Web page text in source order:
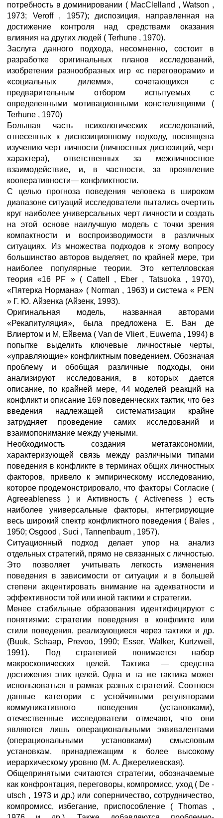
потребность в доминировании ( MacClelland , Watson ,
1973; Veroff , 1957); диспозиция, направленная на
достижение контроля над средствами оказания
влияния на других людей ( Terhune , 1970).
Заслуга данного подхода, несомненно, состоит в
разработке оригинальных планов исследований,
изобретении разнообразных игр «с переговорами» и
«социальных дилемм», сочетающихся с
предварительным отбором испытуемых с
определенными мотивационными констелляциями (
Terhune , 1970)
Большая часть психологических исследований,
отнесенных к диспозиционному подходу, посвящена
изучению черт личности (личностных диспозиций, черт
характера), ответственных за межличностное
взаимодействие, и, в частности, за проявление
кооперативности— конфликтности.
С целью прогноза поведения человека в широком
диапазоне ситуаций исследователи пытались очертить
круг наиболее универсальных черт личности и создать
на этой основе наилучшую модель с точки зрения
компактности и воспроизводимости в различных
ситуациях. Из множества подходов к этому вопросу
большинство авторов выделяет, по крайней мере, три
наиболее популярные теории. Это кеттелловская
теория «16 PF » ( Cattell , Eber , Tatsuoka , 1970),
«Пятерка Нормана» ( Norman , 1963) и система « PEN
» Г. Ю. Айзенка (Айзенк, 1993).
Оригинальная модель, названная авторами
«Рекапитуляция», была предложена Е. Ван де
Влиертом и М, Ейвема ( Van de Vliert , Euwema , 1994) в
попытке выделить ключевые личностные черты,
«управляющие» конфликтным поведением. Обозначая
проблему и обобщая различные подходы, они
анализируют исследования, в которых дается
описание, по крайней мере, 44 моделей реакций на
конфликт и описание 169 поведенческих тактик, что без
введения надлежащей систематизации крайне
затрудняет проведение самих исследований и
взаимопонимание между учеными.
Необходимость создания метатаксономии,
характеризующей связь между различными типами
поведения в конфликте в терминах общих личностных
факторов, привело к эмпирическому исследованию,
которое продемонстрировало, что факторы Согласие (
Agreeableness ) и Активность ( Activeness ) есть
наиболее универсальные факторы, интегрирующие
весь широкий спектр конфликтного поведения ( Bales ,
1950; Osgood , Suci , Tannenbaum , 1957).
Ситуационный подход делает упор на анализ
отдельных стратегий, прямо не связанных с личностью.
Это позволяет учитывать легкость изменения
поведения в зависимости от ситуации и в большей
степени акцентировать внимание на адекватности и
эффективности той или иной тактики и стратегии.
Менее стабильные образования идентифицируют с
понятиями: стратегии поведения в конфликте или
стили поведения, реализующиеся через тактики и др.
(Buuk, Schaap, Prevoo, 1990; Esser, Walker, Kurtzweil,
1991). Под стратегией понимается набор
макроскопических целей. Тактика — средства
достижения этих целей. Одна и та же тактика может
использоваться в рамках разных стратегий. Соотнося
данные категории с устойчивыми регуляторами
коммуникативного поведения (установками),
отечественные исследователи отмечают, что они
являются лишь операциональными эквивалентами
(операциональными установками) смысловым
установкам, принадлежащим к более высокому
иерархическому уровню (М. А. Джерелиевская).
Общепринятыми считаются стратегии, обозначаемые
как конфронтация, переговоры, компромисс, уход ( De -
utsch , 1973 и др.) или соперничество, сотрудничество,
компромисс, избегание, приспособление ( Thomas ,